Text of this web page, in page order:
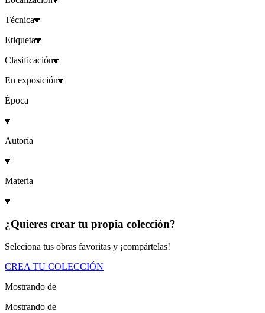
Técnica
Etiqueta
Clasificación
En exposición
Época
Autoría
Materia
¿Quieres crear tu propia colección?
Seleciona tus obras favoritas y ¡compártelas!
CREA TU COLECCIÓN
Mostrando de
Mostrando de